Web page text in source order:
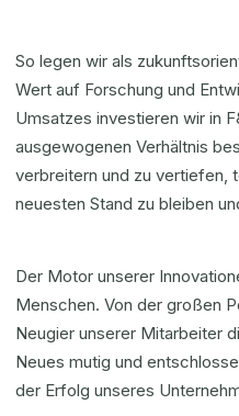
So legen wir als
Wert auf Forschung und
Umsatzes investieren wir in
ausgewogenen Verhältnis
verbreitern und zu vertiefen,
neuesten Stand zu bleiben
Der Motor unserer
Menschen. Von der großen
Neugier unserer Mitarbeiter
Neues mutig und
der Erfolg unseres